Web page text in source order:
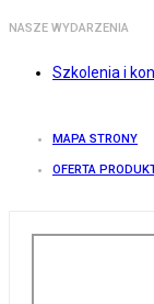
NASZE WYDARZENIA
Szkolenia i
MAPA STRONY
OFERTA